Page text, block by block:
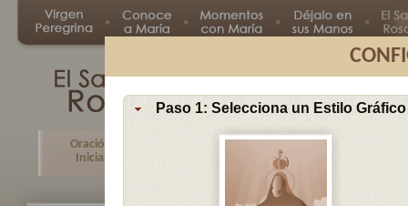
Paso 1: Selecciona un Estilo Gráfico
Oración
Inicial
Misterio